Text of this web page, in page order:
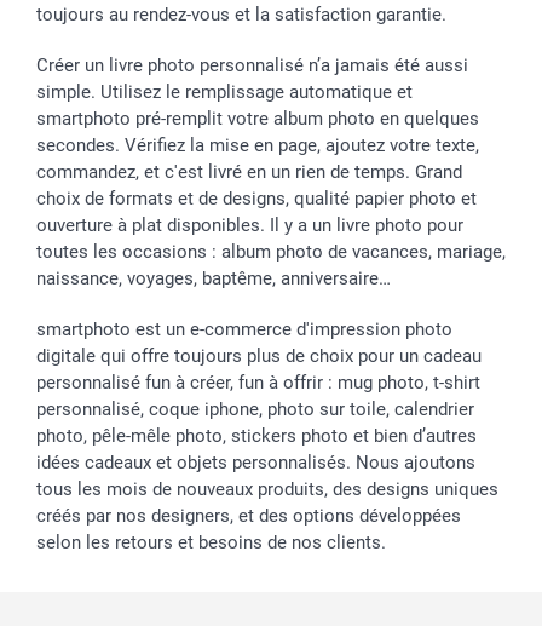
toujours au rendez-vous et la satisfaction garantie.
Créer un livre photo personnalisé n’a jamais été aussi
simple. Utilisez le remplissage automatique et
smartphoto pré-remplit votre album photo en quelques
secondes. Vérifiez la mise en page, ajoutez votre texte,
commandez, et c'est livré en un rien de temps. Grand
choix de formats et de designs, qualité papier photo et
ouverture à plat disponibles. Il y a un livre photo pour
toutes les occasions : album photo de vacances, mariage,
naissance, voyages, baptême, anniversaire…
smartphoto est un e-commerce d'impression photo
digitale qui offre toujours plus de choix pour un cadeau
personnalisé fun à créer, fun à offrir : mug photo, t-shirt
personnalisé, coque iphone, photo sur toile, calendrier
photo, pêle-mêle photo, stickers photo et bien d’autres
idées cadeaux et objets personnalisés. Nous ajoutons
tous les mois de nouveaux produits, des designs uniques
créés par nos designers, et des options développées
selon les retours et besoins de nos clients.